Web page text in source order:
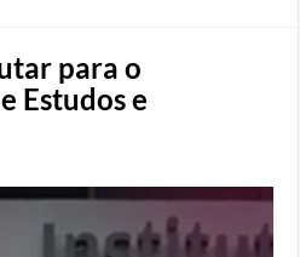
para o
Estudos e